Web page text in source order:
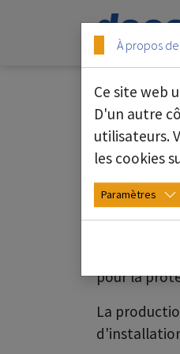
Skip to main content
Skip to page footer
Votre
Chez
domaine
pour la
La
À propos
Ce site web
D'un autre
utilisateurs.
les cookies
Paramètres